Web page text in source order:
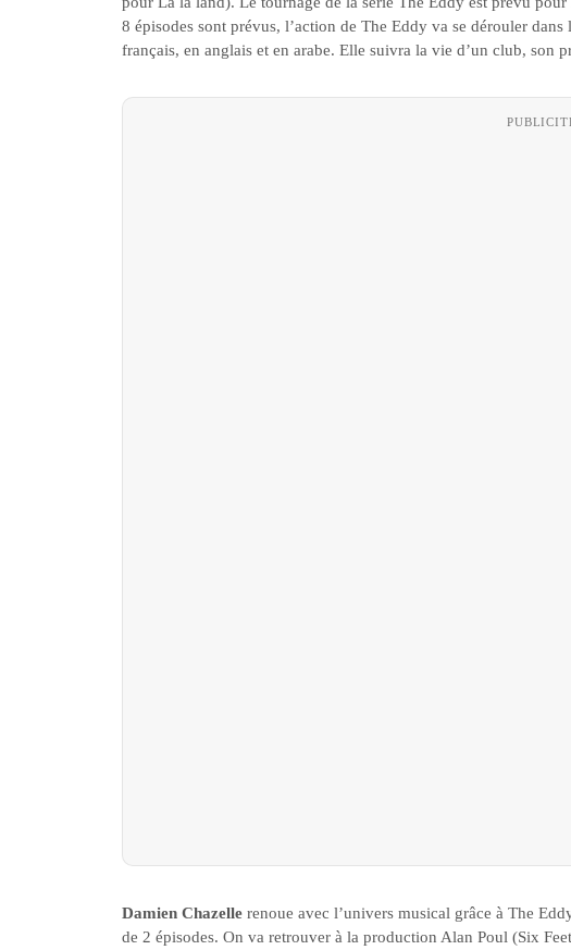
8 épisodes sont prévus, l’action de The Eddy va se dérouler
français, en anglais et en arabe. Elle suivra la vie d’un club, son
Damien Chazelle renoue avec l’univers musical grâce à The
de 2 épisodes. On va retrouver à la production Alan Poul (Six